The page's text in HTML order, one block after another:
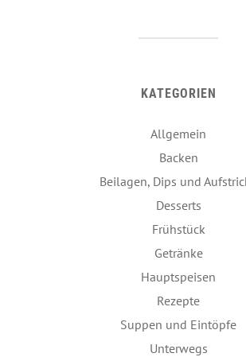
KATEGORIEN
Allgemein
Backen
Beilagen, Dips und
Desserts
Frühstück
Getränke
Hauptspeisen
Rezepte
Suppen und Eintöpfe
Unterwegs